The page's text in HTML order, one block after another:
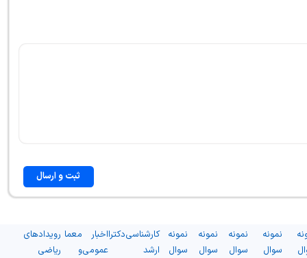
ثبت و ارسال
نمونه
سوال
نمونه
سوال
نمونه
سوال
نمونه
سوال
کارشناسی
ارشد
دکترااخبار
عمومی
معما
و
رویدادهای
ریاضی